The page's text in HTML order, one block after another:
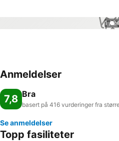
1 /
Anmeldelser
7,8 Bra
basert på 416 vurderinger fra
Se anmeldelser
Topp fasiliteter